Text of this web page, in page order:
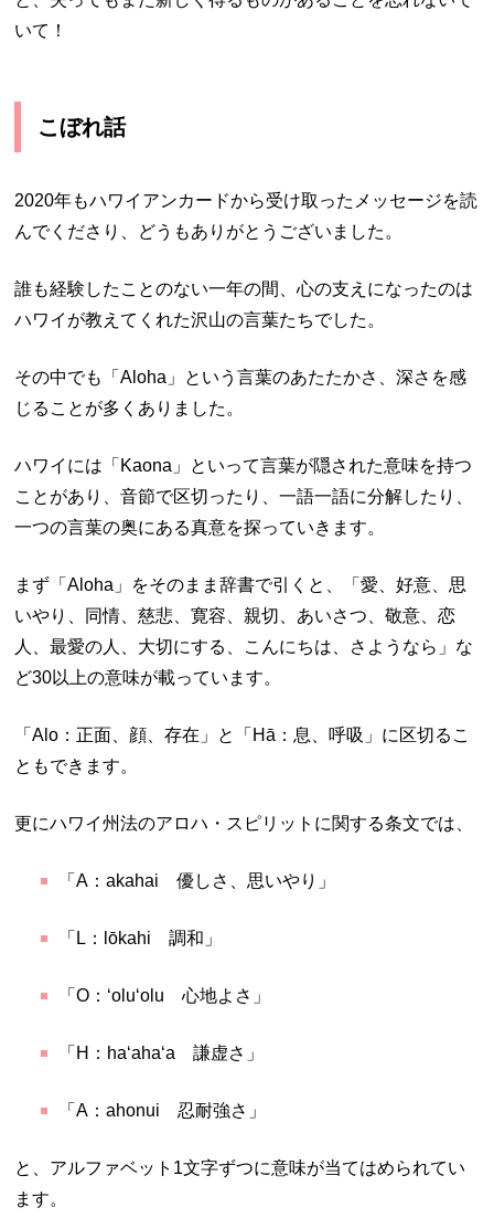
いて！
こぼれ話
2020年もハワイアンカードから受け取ったメッセージを読
んでくださり、どうもありがとうございました。
誰も経験したことのない一年の間、心の支えになったのは
ハワイが教えてくれた沢山の言葉たちでした。
その中でも「Aloha」という言葉のあたたかさ、深さを感
じることが多くありました。
ハワイには「Kaona」といって言葉が隠された意味を持つ
ことがあり、音節で区切ったり、一語一語に分解したり、
一つの言葉の奥にある真意を探っていきます。
まず「Aloha」をそのまま辞書で引くと、「愛、好意、思
いやり、同情、慈悲、寛容、親切、あいさつ、敬意、恋
人、最愛の人、大切にする、こんにちは、さようなら」な
ど30以上の意味が載っています。
「Alo：正面、顔、存在」と「Hā：息、呼吸」に区切るこ
ともできます。
更にハワイ州法のアロハ・スピリットに関する条文では、
「A：akahai 優しさ、思いやり」
「L：lōkahi 調和」
「O：ʻoluʻolu 心地よさ」
「H：haʻahaʻa 謙虚さ」
「A：ahonui 忍耐強さ」
と、アルファベット1文字ずつに意味が当てはめられてい
ます。